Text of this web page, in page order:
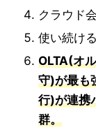
クラウド
使い続け
OLTA(オ
守)が最も
行)が連携
群。